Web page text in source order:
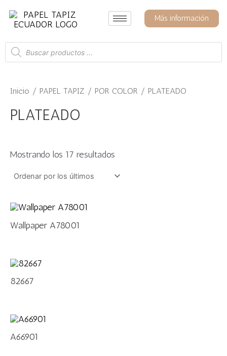
contenido
Más información
Búsqueda
de
productos
Inicio / PAPEL TAPIZ / POR COLOR / PLATEADO
PLATEADO
Mostrando los 17 resultados
por
los
Wallpaper A78001
82667
A66901